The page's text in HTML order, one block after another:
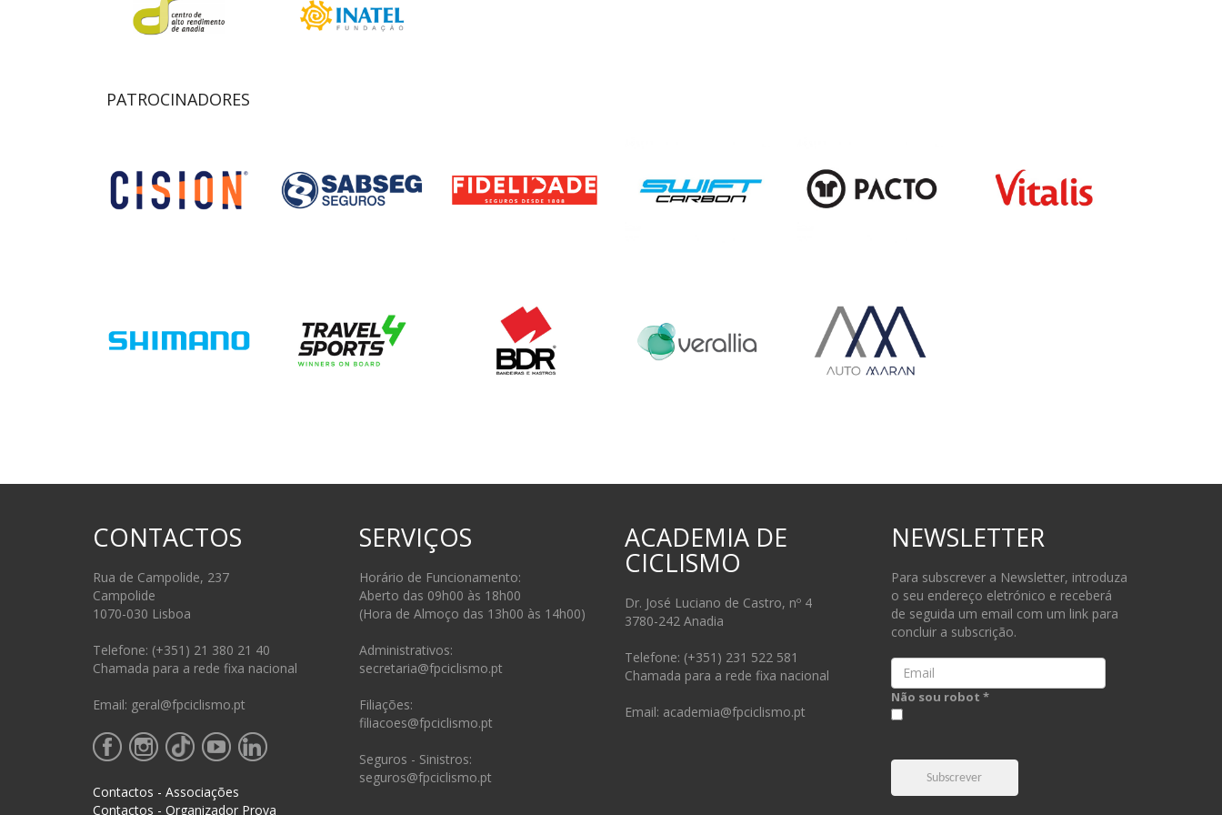
PATROCINADORES
CONTACTOS
Rua de Campolide, 237
Campolide
1070-030 Lisboa
Telefone: (+351) 21 380 21 40
Chamada para a rede fixa nacional
Email: geral@fpciclismo.pt
Contactos - Associações
Contactos - Organizador Prova
SERVIÇOS
Horário de Funcionamento:
Aberto das 09h00 às 18h00
(Hora de Almoço das 13h00 às 14h00)
Administrativos:
secretaria@fpciclismo.pt
Filiações:
filiacoes@fpciclismo.pt
Seguros - Sinistros:
seguros@fpciclismo.pt
ACADEMIA DE
CICLISMO
Dr. José Luciano de Castro, nº 4
3780-242 Anadia
Telefone: (+351) 231 522 581
Chamada para a rede fixa nacional
Email: academia@fpciclismo.pt
NEWSLETTER
Para subscrever a Newsletter, introduza
o seu endereço eletrónico e receberá
de seguida um email com um link para
concluir a subscrição.
Email
Não sou robot *
Subscrever